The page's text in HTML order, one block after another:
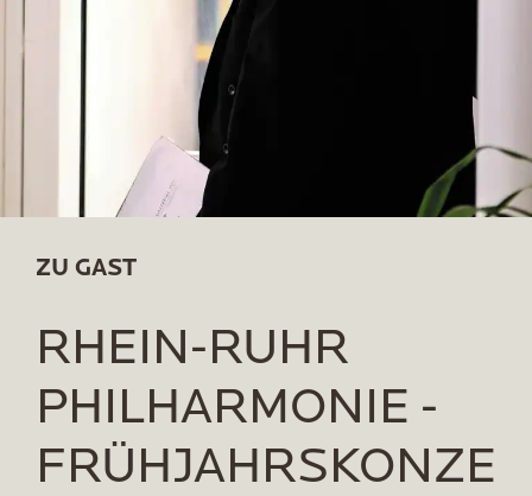
ZU GAST
RHEIN-RUHR
PHILHARMONIE -
FRÜHJAHRSKONZE